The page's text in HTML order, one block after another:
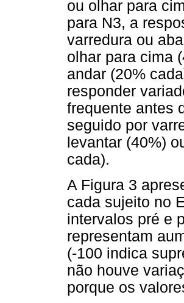
ou olhar para
para N3, a
varredura ou
olhar para cima
andar (20%
responder
frequente antes
seguido por
levantar (40%)
cada).
A Figura 3
cada sujeito no
intervalos pré e
representam
(-100 indica
não houve
porque os